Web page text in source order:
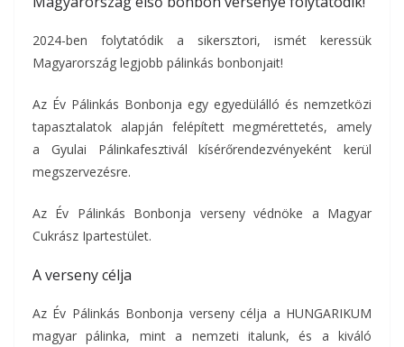
2024-ben folytatódik a sikersztori, ismét keressük
Magyarország legjobb pálinkás bonbonjait!
Az Év Pálinkás Bonbonja egy egyedülálló és nemzetközi
tapasztalatok alapján felépített megmérettetés, amely
a Gyulai Pálinkafesztivál kísérőrendezvényeként kerül
megszervezésre.
Az Év Pálinkás Bonbonja verseny védnöke a Magyar
Cukrász Ipartestület.
A verseny célja
Az Év Pálinkás Bonbonja verseny célja a HUNGARIKUM
magyar pálinka, mint a nemzeti italunk, és a kiváló